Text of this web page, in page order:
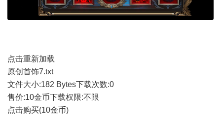
点击重新加载
原创首饰7.txt
文件大小:182 Bytes下载次数:0
售价:10金币下载权限:不限
点击购买(10金币)